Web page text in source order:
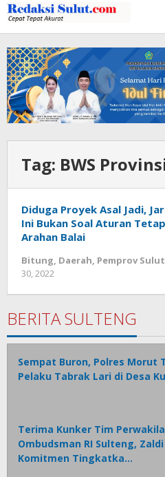
Lewati
ke
konten
Tag: BWS
Diduga Proyek Asal Jadi,
Ini Bukan Soal Aturan
Arahan Balai
Bitung, Daerah, Pemprov Sulut
30, 2022
BERITA SULTENG
Sempat Buron, Polres Morut
Pelaku Tabrak Lari di Desa
Terima Kunker Tim
Ombudsman RI Sulteng,
Komitmen Tingkatka…